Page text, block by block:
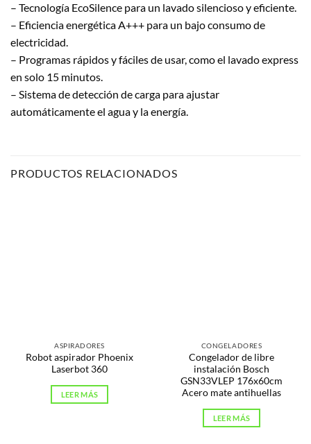
– Tecnología EcoSilence para un lavado silencioso y eficiente.
– Eficiencia energética A+++ para un bajo consumo de
electricidad.
– Programas rápidos y fáciles de usar, como el lavado express
en solo 15 minutos.
– Sistema de detección de carga para ajustar
automáticamente el agua y la energía.
PRODUCTOS RELACIONADOS
ASPIRADORES
Robot aspirador Phoenix
Laserbot 360
LEER MÁS
CONGELADORES
Congelador de libre
instalación Bosch
GSN33VLEP 176x60cm
Acero mate antihuellas
LEER MÁS